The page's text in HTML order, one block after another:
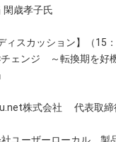
閑歳孝子氏
ィスカッション】（15
チェンジ ～転換期を好
株式会社 代表取